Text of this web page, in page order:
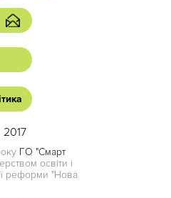
ГО "Смарт
освіти і
реформи "Нова